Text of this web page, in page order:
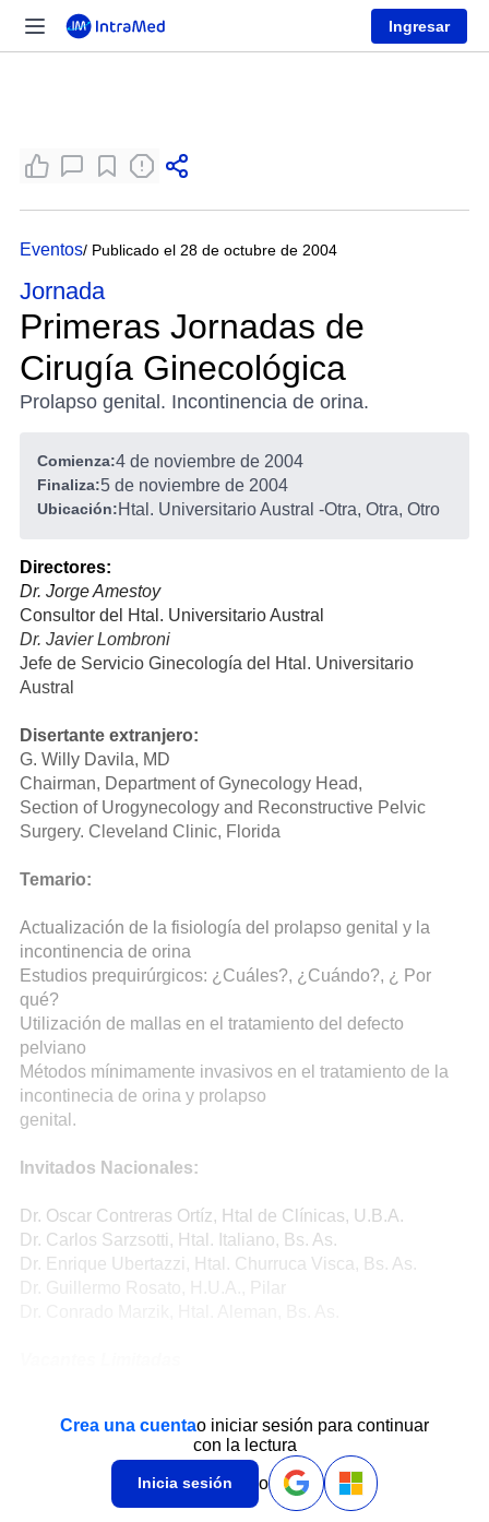
Ingresar
Eventos/ Publicado el 28 de octubre de 2004
Jornada
Primeras Jornadas de
Cirugía Ginecológica
Prolapso genital. Incontinencia de orina.
Comienza:4 de noviembre de 2004
Finaliza:5 de noviembre de 2004
Ubicación:Htal. Universitario Austral -Otra, Otra, Otro
Directores:
Dr. Jorge Amestoy
Consultor del Htal. Universitario Austral
Dr. Javier Lombroni
Jefe de Servicio Ginecología del Htal. Universitario
Austral
Disertante extranjero:
G. Willy Davila, MD
Chairman, Department of Gynecology Head,
Section of Urogynecology and Reconstructive Pelvic
Surgery. Cleveland Clinic, Florida
Temario:
Actualización de la fisiología del prolapso genital y la
incontinencia de orina
Estudios prequirúrgicos: ¿Cuáles?, ¿Cuándo?, ¿ Por
qué?
Utilización de mallas en el tratamiento del defecto
pelviano
Métodos mínimamente invasivos en el tratamiento de la
incontinecia de orina y prolapso
genital.
Invitados Nacionales:
Dr. Oscar Contreras Ortíz, Htal de Clínicas, U.B.A.
Dr. Carlos Sarzsotti, Htal. Italiano, Bs. As.
Dr. Enrique Ubertazzi, Htal. Churruca Visca, Bs. As.
Dr. Guillermo Rosato, H.U.A., Pilar
Crea una cuentao iniciar sesión para continuar
con la lectura
Inicia sesión o